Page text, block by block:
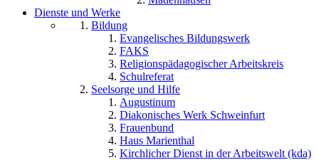
Dienste und Werke
Bildung
Evangelisches Bildungswerk
FAKS
Religionspädagogischer Arbeitskreis
Schulreferat
Seelsorge und Hilfe
Augustinum
Diakonisches Werk Schweinfurt
Frauenbund
Haus Marienthal
Kirchlicher Dienst in der Arbeitswelt (kda)